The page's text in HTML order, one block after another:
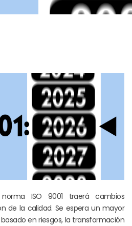
ISO 9001 traerá cambios
de la calidad. Se espera un mayor
en riesgos, la transformación